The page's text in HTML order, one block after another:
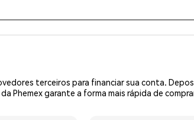
terceiros para financiar sua conta.
Phemex garante a forma mais rápida de